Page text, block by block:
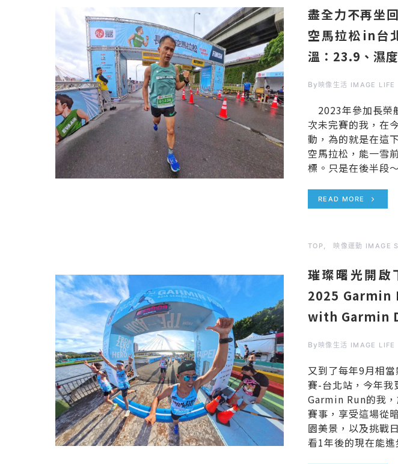
盡全力不再坐
空馬拉松in台
溫：23.9、濕
By 映像生活 IMAGE LIFE
2023年參加長榮
次未完賽的我，在
動，為的就是在這
空馬拉松，能一雪
標。只是在後半段
READ MORE
TOP 映像運動 IMAGE
璀璨曙光開
2025 Garmin
with Garmin
By 映像生活 IMAGE LIFE
又到了每年9月相
賽-台北站，今年我
Garmin Run的我
賽事，享受這場從
園美景，以及挑戰
看1年後的現在能進